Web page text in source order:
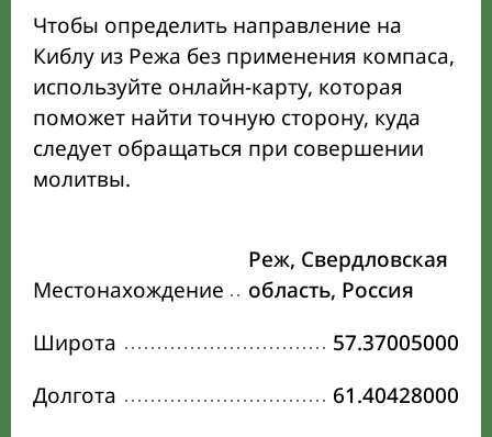
Чтобы определить направление на
Киблу из Режа без применения компаса,
используйте онлайн-карту, которая
поможет найти точную сторону, куда
следует обращаться при совершении
молитвы.
Местонахождение
Реж, Свердловская
область, Россия
Широта
57.37005000
Долгота
61.40428000